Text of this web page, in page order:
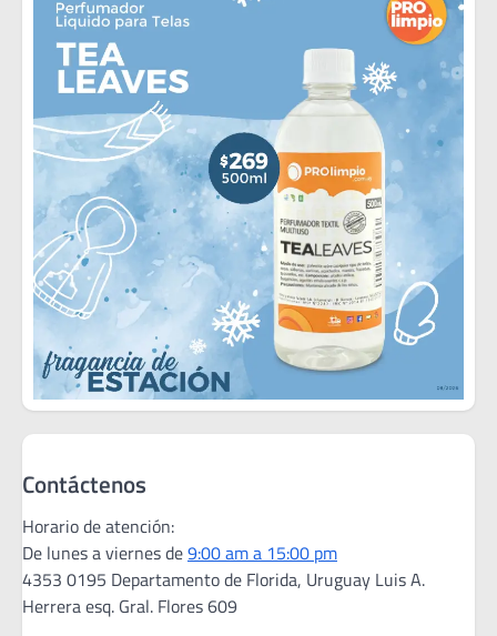
Contáctenos
Horario de atención:
De lunes a viernes de9:00 am a 15:00 pm
4353 0195 Departamento de Florida, Uruguay Luis A.
Herrera esq. Gral. Flores 609